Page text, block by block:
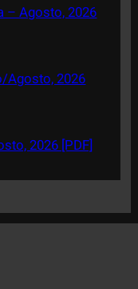
– Agosto, 2026
Agosto, 2026
2026 [PDF]